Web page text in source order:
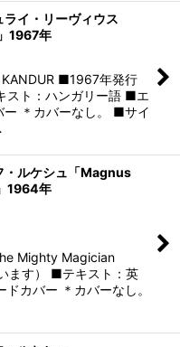
イ・リーヴィウス
1967年
■1967年発行
スト：ハンガリー語 ■エ
ー ＊カバーなし。 ■サイ
・ルケシュ「Magnus
1964年
Mighty Magician
ます） ■テキスト：英
カバー ＊カバーなし。